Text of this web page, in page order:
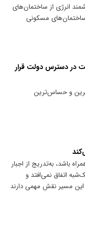
انرژی از ساختمان‌های
مسکونی
در دسترس دولت قرار
و حساس‌ترین
باشد، به‌تدریج از اجبار
اتفاق نمی‌افتد و
این مسیر نقش مهمی دارند